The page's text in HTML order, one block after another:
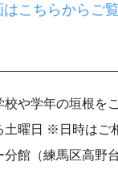
こちらからご
や学年の垣根を
曜日 ※日時はご
館（練馬区高野